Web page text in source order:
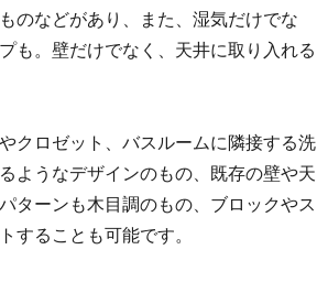
のなどがあり、また、湿気だけでな
も。壁だけでなく、天井に取り入れる
クロゼット、バスルームに隣接する洗
ようなデザインのもの、既存の壁や天
ターンも木目調のもの、ブロックやス
することも可能です。